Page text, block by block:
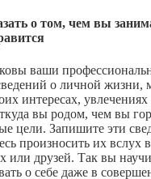
о том, чем вы
ваши
о личной жизни,
интересах,
вы родом, чем вы
цели. Запишите эти
произносить их вслух
или друзей. Так вы
о себе даже в